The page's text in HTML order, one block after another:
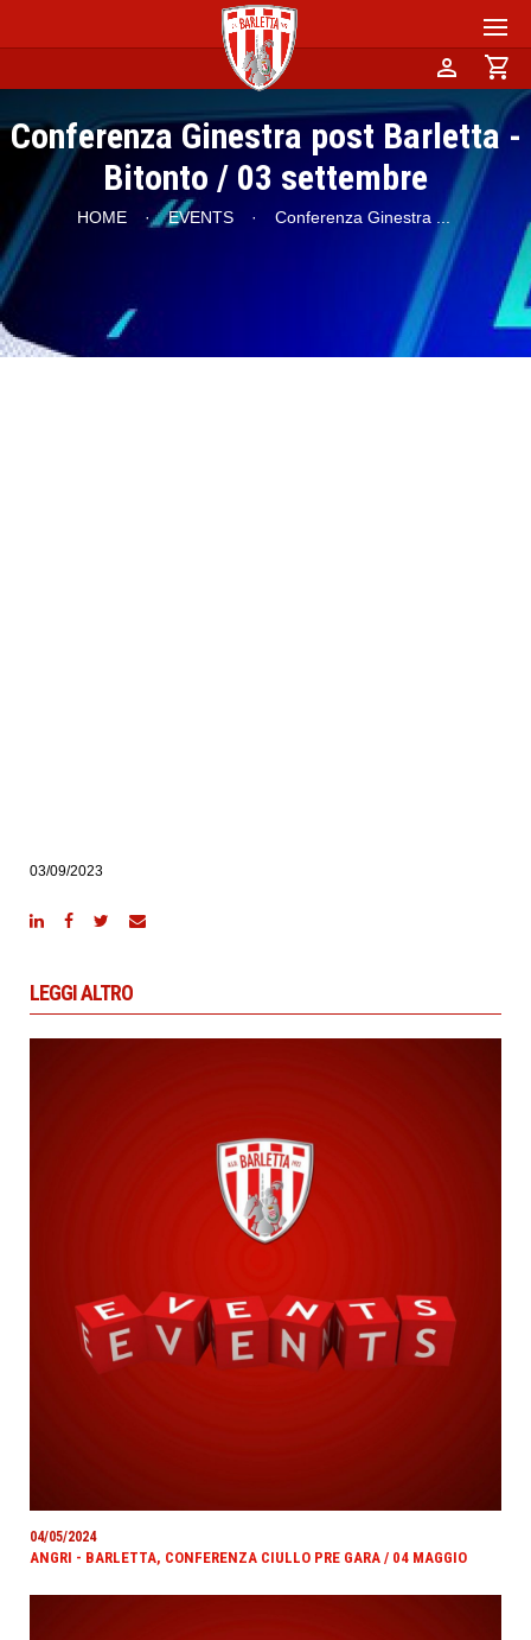
person shopping_cart
Conferenza Ginestra post Barletta -
Bitonto / 03 settembre
HOME · EVENTS · Conferenza Ginestra ...
03/09/2023
LEGGI ALTRO
04/05/2024
ANGRI - BARLETTA, CONFERENZA CIULLO PRE GARA / 04 MAGGIO